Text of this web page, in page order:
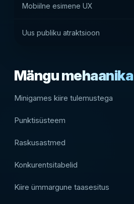
Mobiilne esimene UX
Uus publiku atraktsioon
Mängu mehaanika
Minigames kiire tulemustega
Punktisüsteem
Raskusastmed
Konkurentsitabelid
Kiire ümmargune taasesitus